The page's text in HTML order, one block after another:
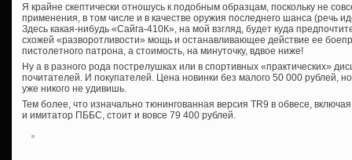
Я крайне скептически отношусь к подобным образцам, поскольку не
применения, в том числе и в качестве оружия последнего шанса (речь
Здесь какая-нибудь «Сайга-410К», на мой взгляд, будет куда
схожей «разворотливости» мощь и останавливающее действие ее
пистолетного патрона, а стоимость, на минуточку, вдвое ниже!
Ну а в разного рода пострелушках или в спортивных «практических»
почитателей. И покупателей. Цена новинки без малого 50 000 рублей,
уже никого не удивишь.
Тем более, что изначально тюнингованная версия TR9 в обвесе,
и имитатор ПББС, стоит и вовсе 79 400 рублей.